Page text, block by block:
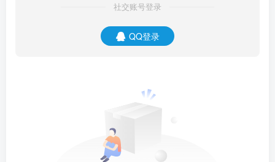
社交账号登录
QQ登录